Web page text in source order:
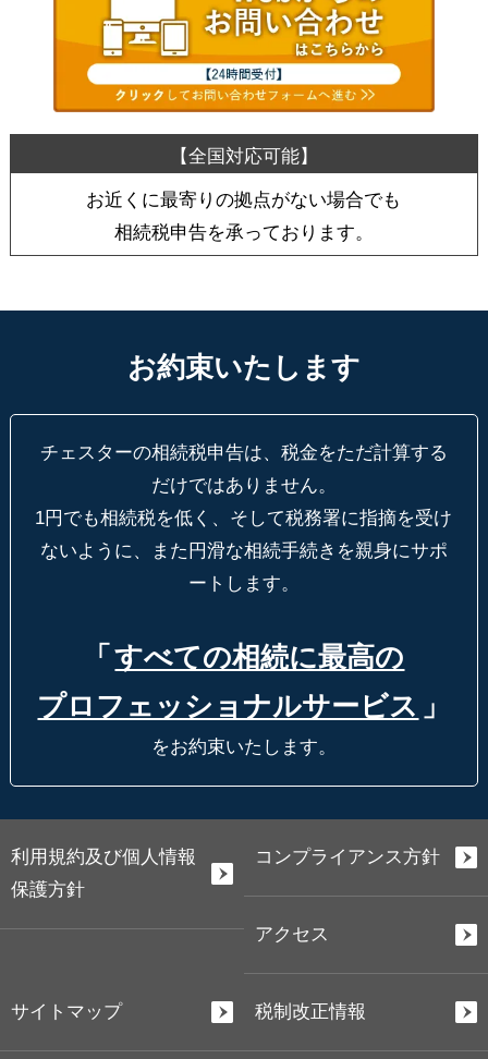
お近くに最寄りの拠点がない場合でも
相続税申告を承っております。
お約束いたします
チェスターの相続税申告は、税金をただ計算する
だけではありません。
1円でも相続税を低く、そして税務署に指摘を受け
ないように、
また円滑な相続手続きを親身にサポ
ートします。
「 すべての相続に最高の
プロフェッショナルサービス 」
をお約束いたします。
利用規約及び個人情報
保護方針
コンプライアンス方針
アクセス
サイトマップ 税制改正情報